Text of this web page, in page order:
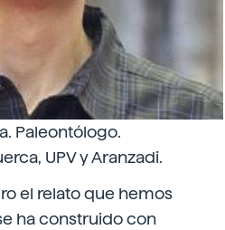
Paleontólogo.
UPV y Aranzadi.
el relato que hemos
ha construido con